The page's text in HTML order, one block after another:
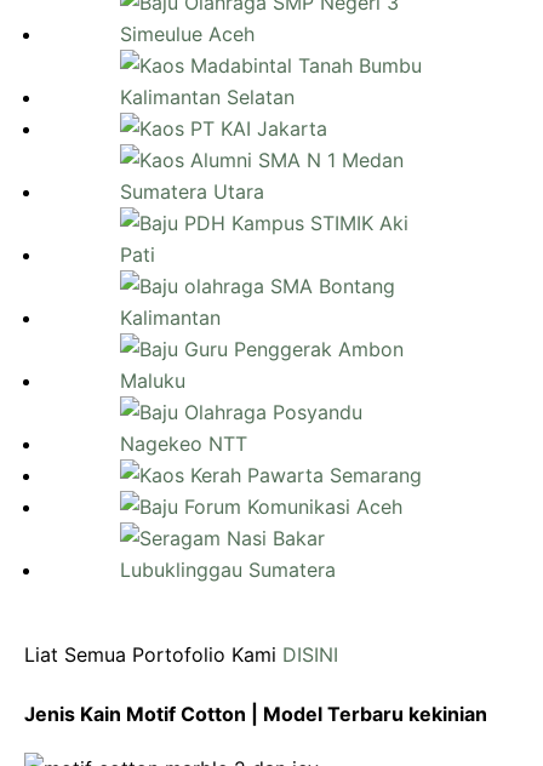
Liat Semua Portofolio Kami DISINI
Jenis Kain Motif Cotton | Model Terbaru kekinian